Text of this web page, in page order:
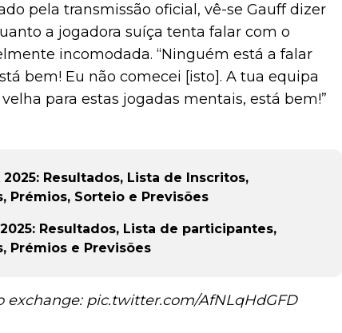
pela transmissão oficial, vê-se Gauff dizer
a jogadora suíça tenta falar com o
incomodada. “Ninguém está a falar
bem! Eu não comecei [isto]. A tua equipa
para estas jogadas mentais, está bem!”
Resultados, Lista de Inscritos,
Prémios, Sorteio e Previsões
Resultados, Lista de participantes,
Prémios e Previsões
exchange: pic.twitter.com/AfNLqHdGFD